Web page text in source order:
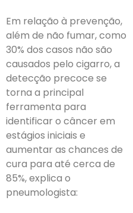
Em relação à prevenção,
além de não fumar, como
30% dos casos não são
causados pelo cigarro, a
detecção precoce se
torna a principal
ferramenta para
identificar o câncer em
estágios iniciais e
aumentar as chances de
cura para até cerca de
85%, explica o
pneumologista: